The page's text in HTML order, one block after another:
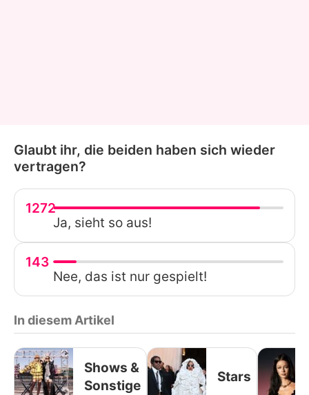
Glaubt ihr, die beiden haben sich wieder
vertragen?
1272
Ja, sieht so aus!
143
Nee, das ist nur gespielt!
In diesem Artikel
Shows &
Sonstige
Stars